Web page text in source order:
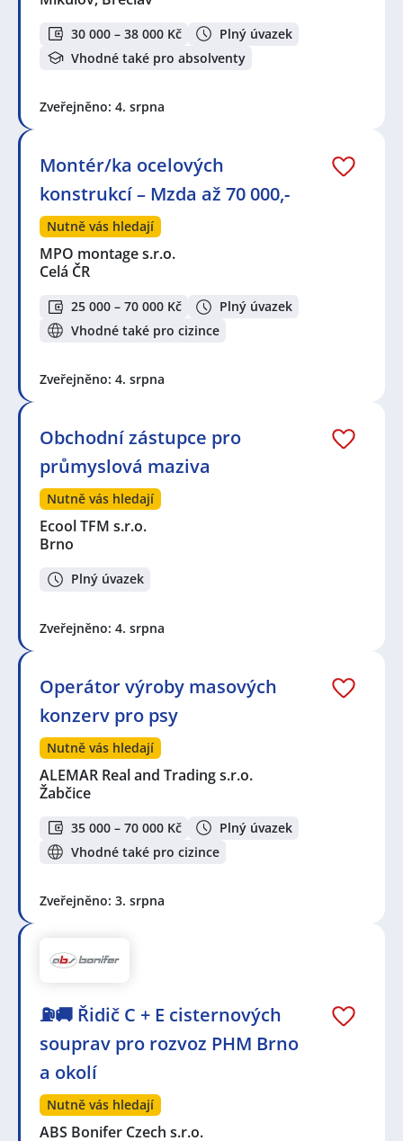
30 000 – 38 000 Kč
Plný úvazek
Vhodné také pro absolventy
Zveřejněno: 4. srpna
Montér/ka ocelových
konstrukcí – Mzda až 70 000,-
Nutně vás hledají
MPO montage s.r.o.
Celá ČR
25 000 – 70 000 Kč
Plný úvazek
Vhodné také pro cizince
Zveřejněno: 4. srpna
Obchodní zástupce pro
průmyslová maziva
Nutně vás hledají
Ecool TFM s.r.o.
Brno
Plný úvazek
Zveřejněno: 4. srpna
Operátor výroby masových
konzerv pro psy
Nutně vás hledají
ALEMAR Real and Trading s.r.o.
Žabčice
35 000 – 70 000 Kč
Plný úvazek
Vhodné také pro cizince
Zveřejněno: 3. srpna
⛽🚚 Řidič C + E cisternových
souprav pro rozvoz PHM Brno
a okolí
Nutně vás hledají
ABS Bonifer Czech s.r.o.